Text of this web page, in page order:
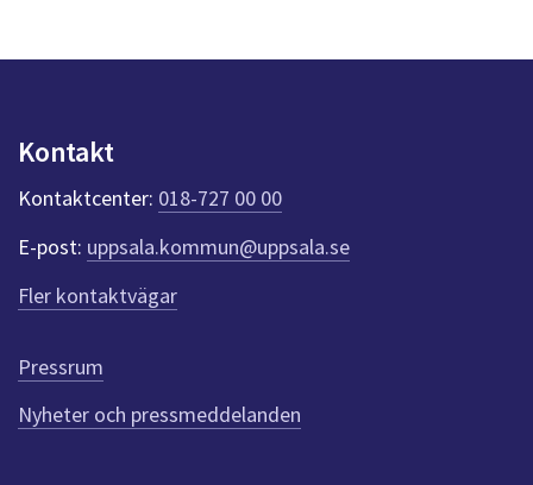
n
k
e
r
f
ö
r
e
n
n
a
Kontakt
Kontaktcenter: 018-727 00 00
E-post: uppsala.kommun@uppsala.se
Fler kontaktvägar
Pressrum
Nyheter och pressmeddelanden